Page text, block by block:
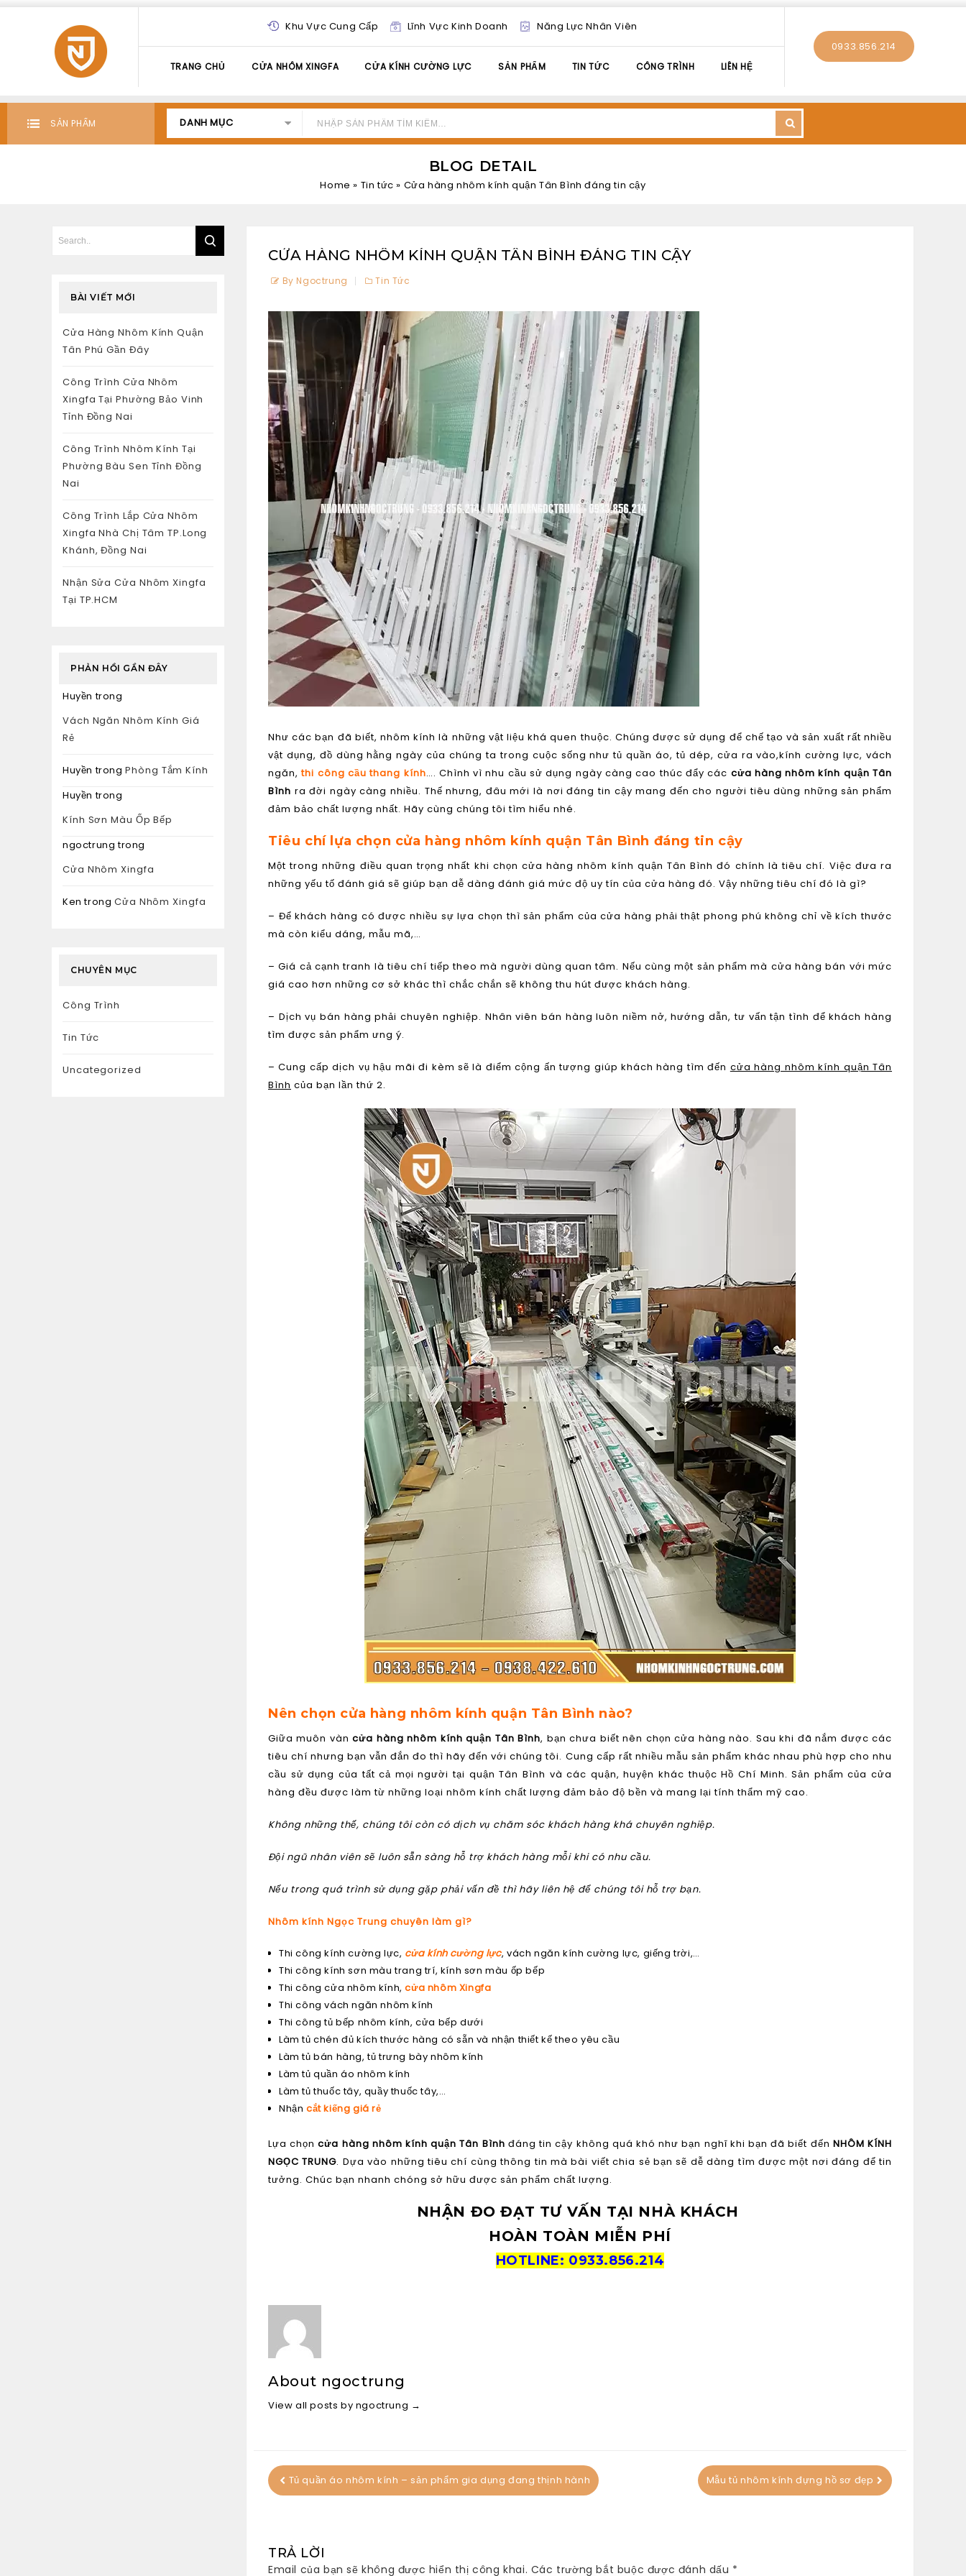
Khu Vực Cung Cấp Lĩnh Vực Kinh Doanh Năng Lực Nhân Viên
TRANG CHỦ CỬA NHÔM XINGFA CỬA KÍNH CƯỜNG LỰC SẢN PHẨM TIN TỨC CÔNG TRÌNH LIÊN HỆ
0933.856.214
SẢN PHẨM DANH MỤC
BLOG DETAIL
Home » Tin tức » Cửa hàng nhôm kính quận Tân Bình đáng tin cậy
CỬA HÀNG NHÔM KÍNH QUẬN TÂN BÌNH ĐÁNG TIN CẬY
By Ngoctrung Tin Tức
Như các bạn đã biết, nhôm kính là những vật liệu khá quen thuộc. Chúng được sử dụng để chế tạo và sản xuất rất nhiều
vật dụng, đồ dùng hằng ngày của chúng ta trong cuộc sống như tủ quần áo, tủ dép, cửa ra vào,kính cường lực, vách
ngăn,thi công cầu thang kính…. Chình vì nhu cầu sử dụng ngày càng cao thúc đẩy các cửa hàng nhôm kính quận Tân
Bình ra đời ngày càng nhiều. Thế nhưng, đâu mới là nơi đáng tin cậy mang đến cho người tiêu dùng những sản phẩm
đảm bảo chất lượng nhất. Hãy cùng chúng tôi tìm hiểu nhé.
Tiêu chí lựa chọn cửa hàng nhôm kính quận Tân Bình đáng tin cậy
Một trong những điều quan trọng nhất khi chọn cửa hàng nhôm kính quận Tân Bình đó chính là tiêu chí. Việc đưa ra
những yếu tố đánh giá sẽ giúp bạn dễ dàng đánh giá mức độ uy tín của cửa hàng đó. Vậy những tiêu chí đó là gì?
– Để khách hàng có được nhiều sự lựa chọn thì sản phẩm của cửa hàng phải thật phong phú không chỉ về kích thước
mà còn kiểu dáng, mẫu mã,…
– Giá cả cạnh tranh là tiêu chí tiếp theo mà người dùng quan tâm. Nếu cùng một sản phẩm mà cửa hàng bán với mức
giá cao hơn những cơ sở khác thì chắc chắn sẽ không thu hút được khách hàng.
– Dịch vụ bán hàng phải chuyên nghiệp. Nhân viên bán hàng luôn niềm nở, hướng dẫn, tư vấn tận tình để khách hàng
tìm được sản phẩm ưng ý.
– Cung cấp dịch vụ hậu mãi đi kèm sẽ là điểm cộng ấn tượng giúp khách hàng tìm đến cửa hàng nhôm kính quận Tân
Bình của bạn lần thứ 2.
Nên chọn cửa hàng nhôm kính quận Tân Bình nào?
Giữa muôn vàncửa hàng nhôm kính quận Tân Bình, bạn chưa biết nên chọn cửa hàng nào. Sau khi đã nắm được các
tiêu chí nhưng bạn vẫn đắn đo thì hãy đến với chúng tôi. Cung cấp rất nhiều mẫu sản phẩm khác nhau phù hợp cho nhu
cầu sử dụng của tất cả mọi người tại quận Tân Bình và các quận, huyện khác thuộc Hồ Chí Minh. Sản phẩm của cửa
hàng đều được làm từ những loại nhôm kính chất lượng đảm bảo độ bền và mang lại tính thẩm mỹ cao.
Không những thế, chúng tôi còn có dịch vụ chăm sóc khách hàng khá chuyên nghiệp.
Đội ngũ nhân viên sẽ luôn sẵn sàng hỗ trợ khách hàng mỗi khi có nhu cầu.
Nếu trong quá trình sử dụng gặp phải vấn đề thì hãy liên hệ để chúng tôi hỗ trợ bạn.
Nhôm kính Ngọc Trung chuyên làm gì?
Thi công kính cường lực, cửa kính cường lực, vách ngăn kính cường lực, giếng trời,…
Thi công kính sơn màu trang trí, kính sơn màu ốp bếp
Thi công cửa nhôm kính,cửa nhôm Xingfa
Thi công vách ngăn nhôm kính
Thi công tủ bếp nhôm kính, cửa bếp dưới
Làm tủ chén đủ kích thước hàng có sẵn và nhận thiết kế theo yêu cầu
Làm tủ bán hàng, tủ trưng bày nhôm kính
Làm tủ quần áo nhôm kính
Làm tủ thuốc tây, quầy thuốc tây,…
Nhận cắt kiếng giá rẻ
Lựa chọn cửa hàng nhôm kính quận Tân Bình đáng tin cậy không quá khó như bạn nghĩ khi bạn đã biết đến NHÔM KÍNH
NGỌC TRUNG. Dựa vào những tiêu chí cùng thông tin mà bài viết chia sẻ bạn sẽ dễ dàng tìm được một nơi đáng để tin
tưởng. Chúc bạn nhanh chóng sở hữu được sản phẩm chất lượng.
NHẬN ĐO ĐẠT TƯ VẤN TẠI NHÀ KHÁCH
HOÀN TOÀN MIỄN PHÍ
HOTLINE: 0933.856.214
About ngoctrung
View all posts by ngoctrung →
Tủ quần áo nhôm kính – sản phẩm gia dụng đang thịnh hành Mẫu tủ nhôm kính đựng hồ sơ đẹp
TRẢ LỜI
Email của bạn sẽ không được hiển thị công khai. Các trường bắt buộc được đánh dấu *
BÀI VIẾT MỚI
Cửa Hàng Nhôm Kính Quận
Tân Phú Gần Đây
Công Trình Cửa Nhôm
Xingfa Tại Phường Bảo Vinh
Tỉnh Đồng Nai
Công Trình Nhôm Kính Tại
Phường Bàu Sen Tỉnh Đồng
Nai
Công Trình Lắp Cửa Nhôm
Xingfa Nhà Chị Tâm TP.Long
Khánh, Đồng Nai
Nhận Sửa Cửa Nhôm Xingfa
Tại TP.HCM
PHẢN HỒI GẦN ĐÂY
Huyền trong
Vách Ngăn Nhôm Kính Giá
Rẻ
Huyền trongPhòng Tắm Kính
Huyền trong
Kính Sơn Màu Ốp Bếp
ngoctrung trong
Cửa Nhôm Xingfa
Ken trongCửa Nhôm Xingfa
CHUYÊN MỤC
Công Trình
Tin Tức
Uncategorized